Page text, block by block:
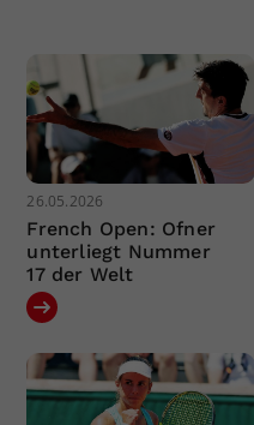
26.05.2026
French Open: Ofner
unterliegt Nummer
17 der Welt